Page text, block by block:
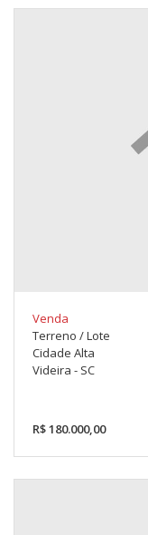
Venda
Terreno / Lote
Cidade Alta
Videira - SC
R$ 180.000,00